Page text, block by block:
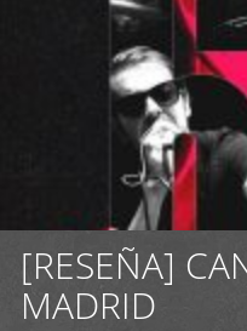
[RESEÑA]
MADRID